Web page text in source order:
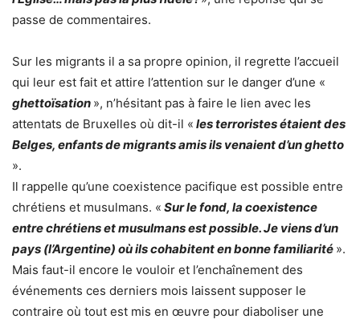
passe de commentaires.
Sur les migrants il a sa propre opinion, il regrette l’accueil
qui leur est fait et attire l’attention sur le danger d’une «
ghettoïsation », n’hésitant pas à faire le lien avec les
attentats de Bruxelles où dit-il « les terroristes étaient des
Belges, enfants de migrants amis ils venaient d’un ghetto
».
Il rappelle qu’une coexistence pacifique est possible entre
chrétiens et musulmans. « Sur le fond, la coexistence
entre chrétiens et musulmans est possible. Je viens d’un
pays (l’Argentine) où ils cohabitent en bonne familiarité ».
Mais faut-il encore le vouloir et l’enchaînement des
événements ces derniers mois laissent supposer le
contraire où tout est mis en œuvre pour diaboliser une